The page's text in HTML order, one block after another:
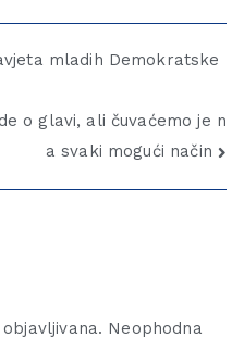
mladih Demokratske
o glavi, ali čuvaćemo je n
a svaki mogući način
Neophodna